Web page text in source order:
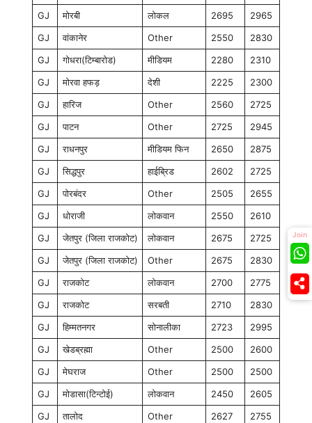
GJ
मोरबी लोकल 2695
2965
GJ
वांकानेर Other 2550
2830
GJ
गोधरा(टिम्बारोड) मीडियम 2280
2310
GJ
मोरवा हफड़ देशी 2225
2300
GJ
हारिज Other 2560
2725
GJ
पाटन Other 2725
2945
GJ
राधनपुर मीडियम फिन 2650
2875
GJ
सिद्धपुर हाईब्रिड 2602
2725
GJ
पोरबंदर Other 2505
2655
GJ
धोराजी लोकवान 2550
2610
GJ
जेतपुर (जिला राजकोट) लोकवान 2675
2725
GJ
जेतपुर (जिला राजकोट) Other 2675
2830
GJ
राजकोट लोकवान 2700
2775
GJ
राजकोट सरबती 2710
2830
GJ
हिम्मतनगर सोनालीका 2723
2995
GJ
खेडब्रह्मा Other 2500
2600
GJ
मेघराज Other 2500
2500
GJ
मोडासा(टिन्टोई) लोकवान 2450
2605
GJ
तालोद Other 2627
2755
Join